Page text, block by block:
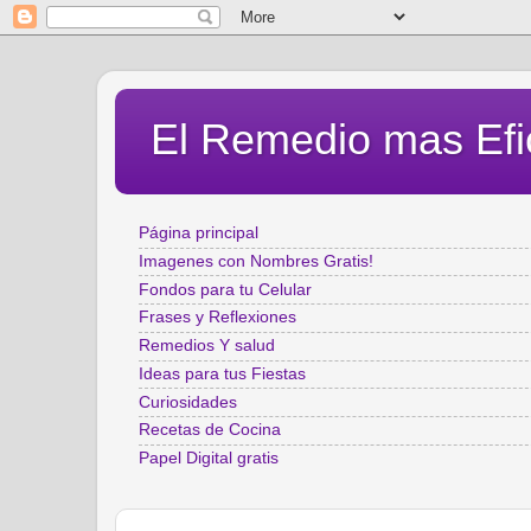
El Remedio mas
Página principal
Imagenes con Nombres Gratis!
Fondos para tu Celular
Frases y Reflexiones
Remedios Y salud
Ideas para tus Fiestas
Curiosidades
Recetas de Cocina
Papel Digital gratis